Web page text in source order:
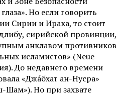
Но если говорить
Сирии и Ирака, то стоит
сирийской провинции,
анклавом противников
исламистов» (Neue
До недавнего времени
«Джа́бхат ан-Нусра»
Шам»). Но при захвате